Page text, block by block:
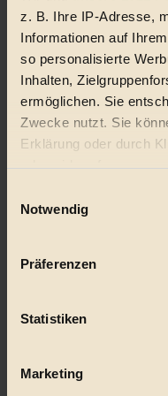
z. B. Ihre IP-Adresse,
Informationen auf
so personalisierte
Inhalten,
ermöglichen. Sie
Zwecke nutzt. Sie
Erklärung oder durch
oder widerrufen
Wenn Sie es erlauben,
Ihr Gerät durch
Erfahren Sie mehr
Notwendig
Präferenzen
Statistiken
Marketing
Natur
kinderbuch
nachhaltig